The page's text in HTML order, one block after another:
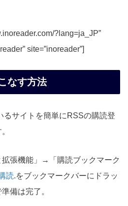
?lang=ja_JP”
site=”inoreader”]
なす方法
るサイトを簡単にRSSの購読登
張機能」→「購読ブックマーク
読.をブックマークバーにドラッ
備は完了。